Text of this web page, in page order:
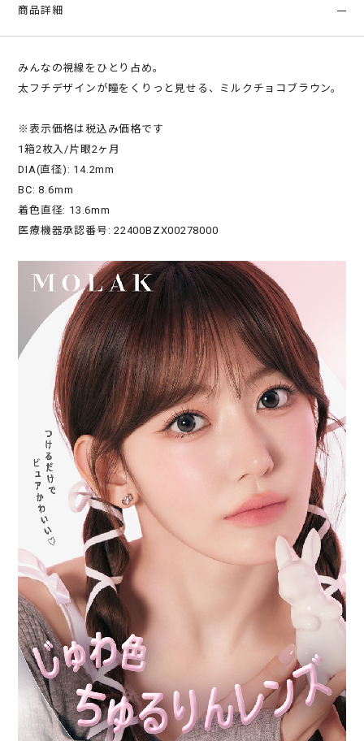
商品詳細
みんなの視線をひとり占め。
太フチデザインが瞳をくりっと見せる、ミルクチョコブラウン。
※表示価格は税込み価格です
1箱2枚入/片眼2ヶ月
DIA(直径): 14.2mm
BC: 8.6mm
着色直径: 13.6mm
医療機器承認番号: 22400BZX00278000